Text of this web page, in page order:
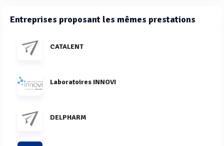
Entreprises proposant les mêmes prestations
CATALENT
Laboratoires INNOVI
DELPHARM